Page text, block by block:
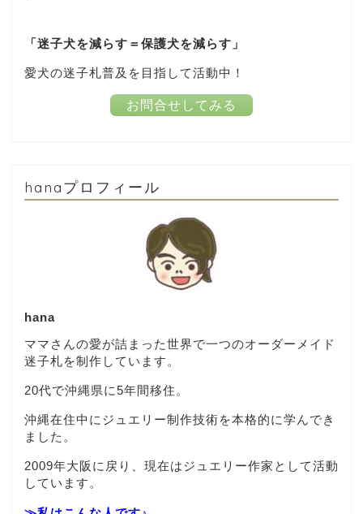
「迷子犬を減らす＝保護犬を減らす」
愛犬の迷子札普及を目指して活動中！
お問合せしてみる
hanaプロフィール
hana
ママさんの愛が詰まった世界で一つのオーダーメイド
迷子札を制作しています。
20代で沖縄県に5年間移住。
沖縄在住中にジュエリー制作技術を本格的に学んでき
ました。
2009年大阪に戻り、現在はジュエリー作家として活動
しています。